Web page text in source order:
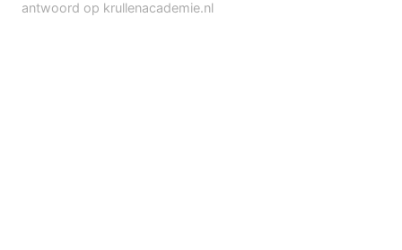
antwoord op krullenacademie.nl